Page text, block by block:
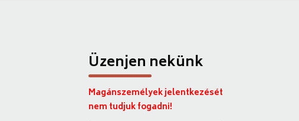
Üzenjen nekünk
Magánszemélyek jelentkezését
nem tudjuk fogadni!